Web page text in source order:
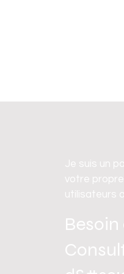
Je suis un
votre
utilisateurs